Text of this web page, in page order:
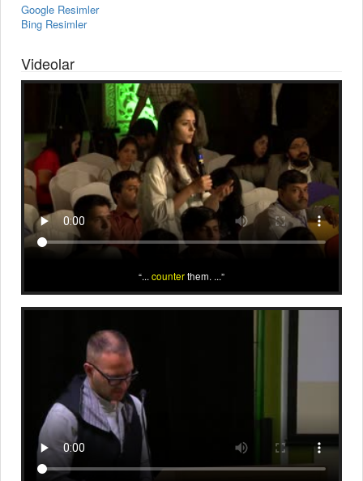
Google Resimler
Bing Resimler
Videolar
... counterthem. ...